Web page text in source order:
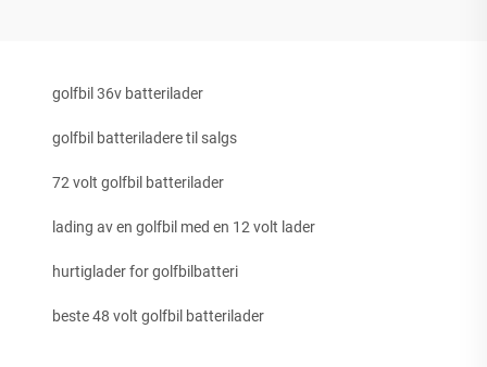
golfbil 36v batterilader
golfbil batteriladere til salgs
72 volt golfbil batterilader
lading av en golfbil med en 12 volt lader
hurtiglader for golfbilbatteri
beste 48 volt golfbil batterilader